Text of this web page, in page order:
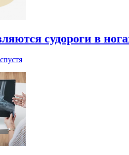
судороги в